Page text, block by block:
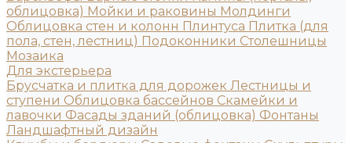
облицовка) Мойки и раковины Молдинги
Облицовка стен и колонн Плинтуса Плитка (для
пола, стен, лестниц) Подоконники Столешницы
Мозаика
Для экстерьера
Брусчатка и плитка для дорожек Лестницы и
ступени Облицовка бассейнов Скамейки и
лавочки Фасады зданий (облицовка) Фонтаны
Ландшафтный дизайн